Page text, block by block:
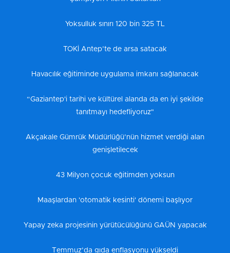
Yoksulluk sınırı 120 bin 325 TL
TOKİ Antep’te de arsa satacak
Havacılık eğitiminde uygulama imkanı sağlanacak
“Gaziantep'i tarihi ve kültürel alanda da en iyi şekilde
tanıtmayı hedefliyoruz"
Akçakale Gümrük Müdürlüğü’nün hizmet verdiği alan
genişletilecek
43 Milyon çocuk eğitimden yoksun
Maaşlardan 'otomatik kesinti' dönemi başlıyor
Yapay zeka projesinin yürütücülüğünü GAÜN yapacak
Temmuz’da gıda enflasyonu yükseldi